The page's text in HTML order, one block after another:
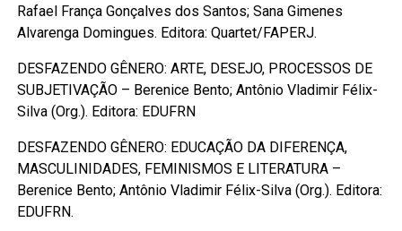
Rafael França Gonçalves dos Santos; Sana Gimenes
Alvarenga Domingues. Editora: Quartet/FAPERJ.
DESFAZENDO GÊNERO: ARTE, DESEJO, PROCESSOS DE
SUBJETIVAÇÃO – Berenice Bento; Antônio Vladimir Félix-
Silva (Org.). Editora: EDUFRN
DESFAZENDO GÊNERO: EDUCAÇÃO DA DIFERENÇA,
MASCULINIDADES, FEMINISMOS E LITERATURA –
Berenice Bento; Antônio Vladimir Félix-Silva (Org.). Editora:
EDUFRN.